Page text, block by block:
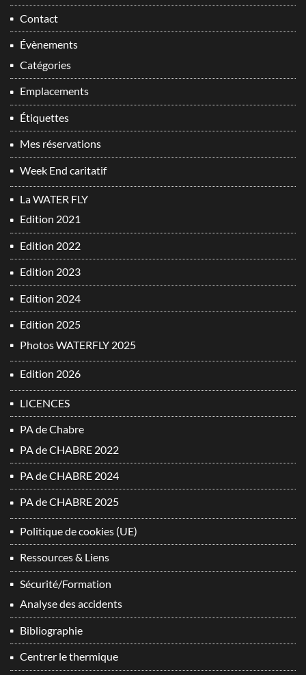
Contact
Évènements
Catégories
Emplacements
Étiquettes
Mes réservations
Week End caritatif
La WATER FLY
Edition 2021
Edition 2022
Edition 2023
Edition 2024
Edition 2025
Photos WATERFLY 2025
Edition 2026
LICENCES
PA de Chabre
PA de CHABRE 2022
PA de CHABRE 2024
PA de CHABRE 2025
Politique de cookies (UE)
Ressources & Liens
Sécurité/Formation
Analyse des accidents
Bibliographie
Centrer le thermique